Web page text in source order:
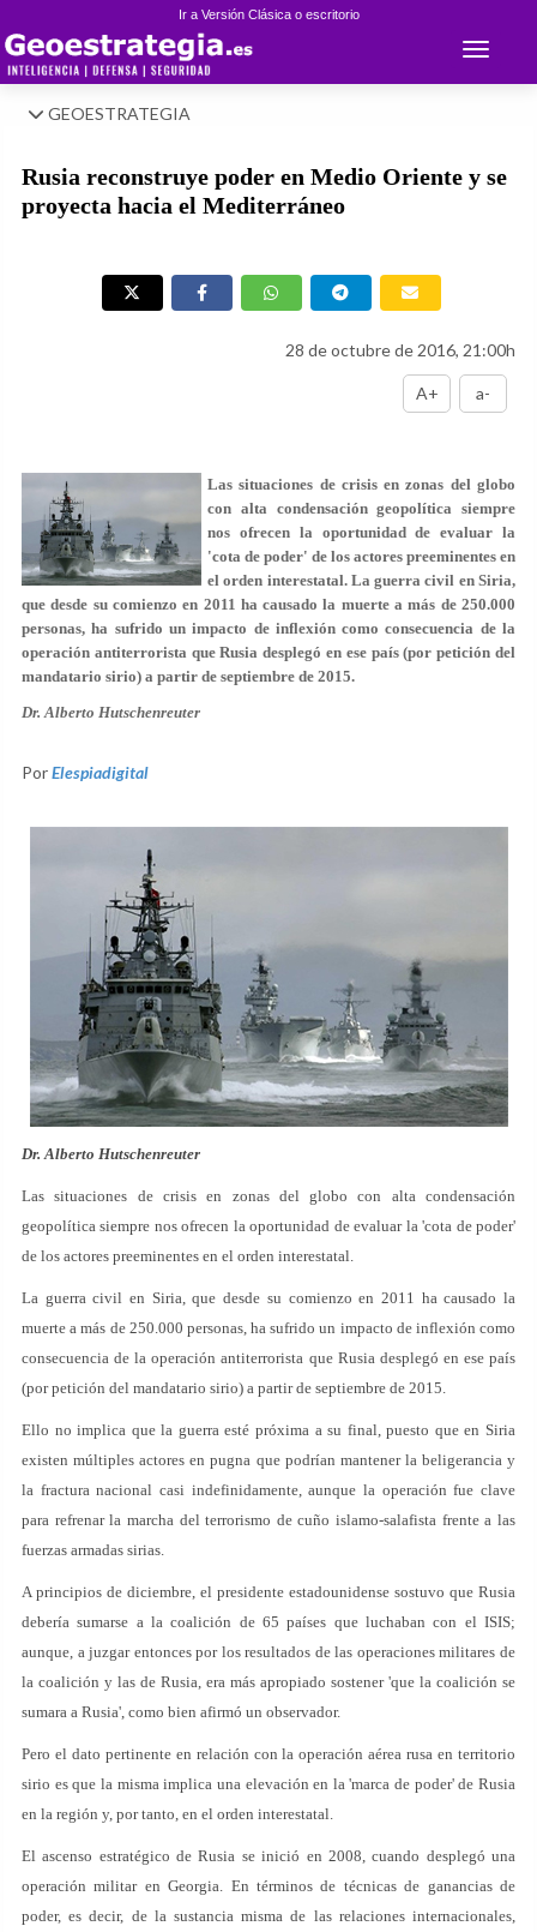
Ir a Versión Clásica o escritorio
Toggle
GEOESTRATEGIA
Rusia reconstruye poder en Medio Oriente y se
proyecta hacia el Mediterráneo
28 de octubre de 2016, 21:00h
A+ a-
Las situaciones de crisis en zonas del globo
con alta condensación geopolítica siempre
nos ofrecen la oportunidad de evaluar la
'cota de poder' de los actores preeminentes en
el orden interestatal. La guerra civil en Siria,
que desde su comienzo en 2011 ha causado la muerte a más de 250.000
personas, ha sufrido un impacto de inflexión como consecuencia de la
operación antiterrorista que Rusia desplegó en ese país (por petición del
mandatario sirio) a partir de septiembre de 2015.
Dr. Alberto Hutschenreuter
PorElespiadigital
Dr. Alberto Hutschenreuter
Las situaciones de crisis en zonas del globo con alta condensación
geopolítica siempre nos ofrecen la oportunidad de evaluar la 'cota de poder'
de los actores preeminentes en el orden interestatal.
La guerra civil en Siria, que desde su comienzo en 2011 ha causado la
muerte a más de 250.000 personas, ha sufrido un impacto de inflexión como
consecuencia de la operación antiterrorista que Rusia desplegó en ese país
(por petición del mandatario sirio) a partir de septiembre de 2015.
Ello no implica que la guerra esté próxima a su final, puesto que en Siria
existen múltiples actores en pugna que podrían mantener la beligerancia y
la fractura nacional casi indefinidamente, aunque la operación fue clave
para refrenar la marcha del terrorismo de cuño islamo-salafista frente a las
fuerzas armadas sirias.
A principios de diciembre, el presidente estadounidense sostuvo que Rusia
debería sumarse a la coalición de 65 países que luchaban con el ISIS;
aunque, a juzgar entonces por los resultados de las operaciones militares de
la coalición y las de Rusia, era más apropiado sostener 'que la coalición se
sumara a Rusia', como bien afirmó un observador.
Pero el dato pertinente en relación con la operación aérea rusa en territorio
sirio es que la misma implica una elevación en la 'marca de poder' de Rusia
en la región y, por tanto, en el orden interestatal.
El ascenso estratégico de Rusia se inició en 2008, cuando desplegó una
operación militar en Georgia. En términos de técnicas de ganancias de
poder, es decir, de la sustancia misma de las relaciones internacionales,